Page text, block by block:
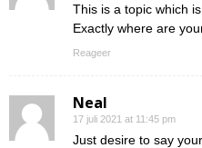
This is a topic which
Exactly where are
Reageer
Neal
17 juli 2021 at 11:45 pm
Just desire to say